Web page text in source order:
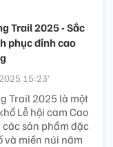
Trail 2025 - Sắc
phục đỉnh cao
15:23’
Trail 2025 là một
Lễ hội cam Cao
sản phẩm đặc
và miền núi năm